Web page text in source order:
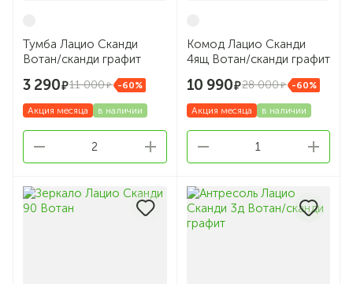
Тумба Лацио Сканди
Вотан/сканди графит
3 290 11 000 -60%
Акция месяца в наличии
2
Комод Лацио Сканди
4ящ Вотан/сканди графит
10 990 28 000 -60%
Акция месяца в наличии
1